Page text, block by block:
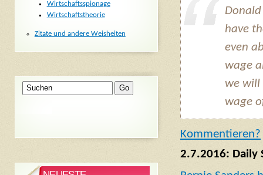
have
even
wage
we will
wage
Kommentieren?
2.7.2016: Daily
Wirtschaftsspionage
Wirtschaftstheorie
Zitate und andere Weisheiten